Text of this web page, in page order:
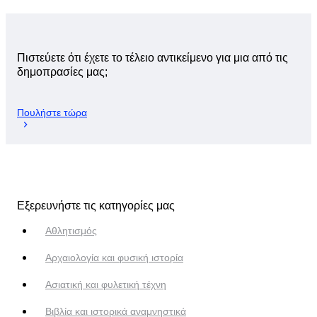
Πιστεύετε ότι έχετε το τέλειο αντικείμενο για μια από τις
δημοπρασίες μας;
Πουλήστε τώρα
Εξερευνήστε τις κατηγορίες μας
Αθλητισμός
Αρχαιολογία και φυσική ιστορία
Ασιατική και φυλετική τέχνη
Βιβλία και ιστορικά αναμνηστικά